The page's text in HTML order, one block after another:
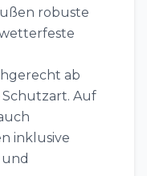
robuste
ab
Auf
inklusive